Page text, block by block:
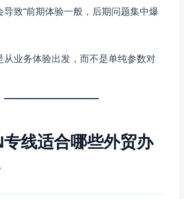
导致“前期体验一般，后期问题集中爆
从业务体验出发，而不是单纯参数对
专线适合哪些外贸办